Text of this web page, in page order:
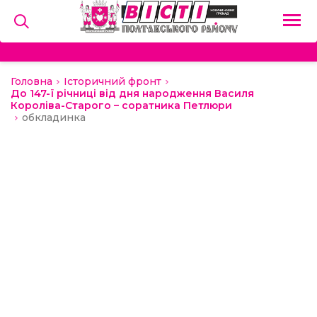
Головна
Історичний фронт
До 147-ї річниці від дня народження Василя
Короліва-Старого – соратника Петлюри
обкладинка